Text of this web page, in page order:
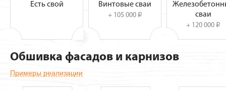
Есть свой Винтовые сваи
+ 105 000 i
сваи
+ 120 000 i
Обшивка фасадов и карнизов
Примеры реализации